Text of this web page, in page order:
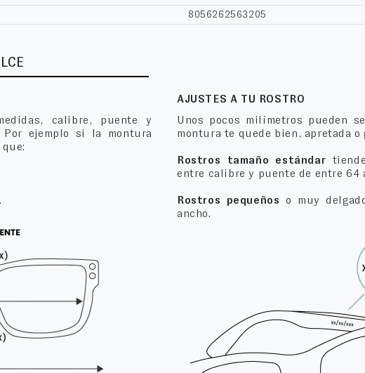
8056262563205
calibre, puente y
ejemplo si la montura
AJUSTES A TU ROSTRO
Unos pocos milímetros pueden
montura te quede bien, apretada o
Rostros tamaño estándar
entre calibre y puente de entre 64
Rostros pequeños o muy
ancho.